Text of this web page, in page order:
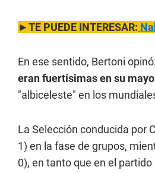
►TE PUEDE INTERESAR:
En ese sentido, Bertoni opinó:
eran fuertísimas en su
"albiceleste" en los
La Selección conducida por
1) en la fase de grupos,
0), en tanto que en el